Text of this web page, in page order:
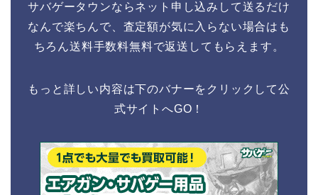
サバゲータウンならネット申し込みして送るだけ
なんで楽ちんで、査定額が気に入らない場合はも
ちろん送料手数料無料で返送してもらえます。
もっと詳しい内容は下のバナーをクリックして公
式サイトへGO！